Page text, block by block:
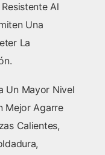
Al
Una
La
Un Mayor Nivel
Mejor Agarre
Calientes,